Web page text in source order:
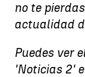
no te
actualidad
Puedes ver
'Noticias 2'